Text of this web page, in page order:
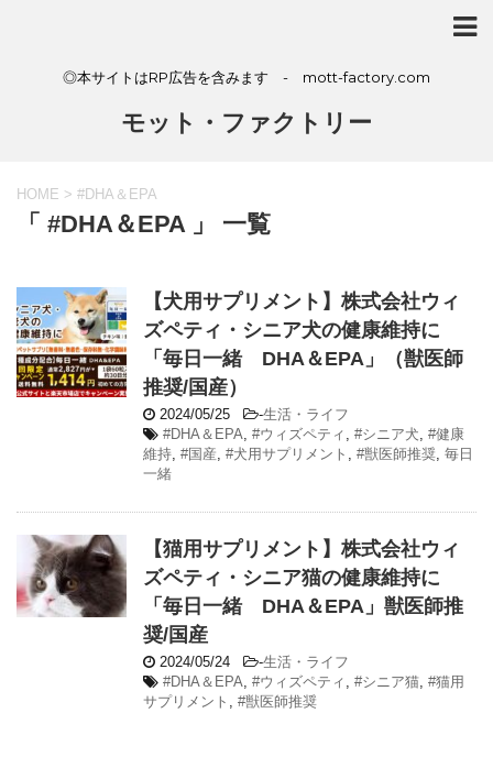
◎本サイトはRP広告を含みます - mott-factory.com
モット・ファクトリー
HOME > #DHA＆EPA
「 #DHA＆EPA 」 一覧
【犬用サプリメント】株式会社ウィ
ズペティ・シニア犬の健康維持に
「毎日一緒 DHA＆EPA」（獣医師
推奨/国産）
2024/05/25 -生活・ライフ
#DHA＆EPA, #ウィズペティ , #シニア犬, #健康
維持, #国産, #犬用サプリメント , #獣医師推奨, 毎日
一緒
【猫用サプリメント】株式会社ウィ
ズペティ・シニア猫の健康維持に
「毎日一緒 DHA＆EPA」獣医師推
奨/国産
2024/05/24 -生活・ライフ
#DHA＆EPA, #ウィズペティ , #シニア猫, #猫用
サプリメント , #獣医師推奨